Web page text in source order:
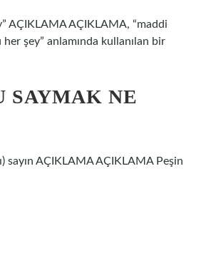
AÇIKLAMA AÇIKLAMA, “maddi
şey” anlamında kullanılan bir
SAYMAK NE
sayın AÇIKLAMA AÇIKLAMA Peşin